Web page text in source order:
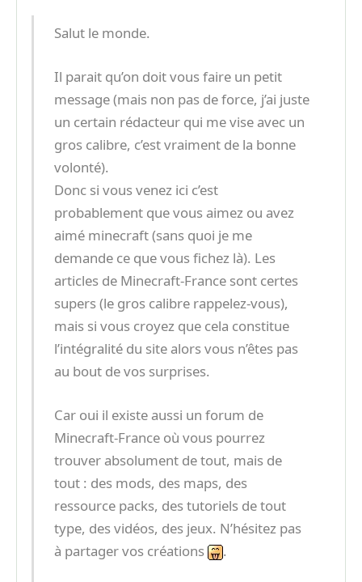
Salut le monde.
Il parait qu’on doit vous faire un petit
message (mais non pas de force, j’ai juste
un certain rédacteur qui me vise avec un
gros calibre, c’est vraiment de la bonne
volonté).
Donc si vous venez ici c’est
probablement que vous aimez ou avez
aimé minecraft (sans quoi je me
demande ce que vous fichez là). Les
articles de Minecraft-France sont certes
supers (le gros calibre rappelez-vous),
mais si vous croyez que cela constitue
l’intégralité du site alors vous n’êtes pas
au bout de vos surprises.
Car oui il existe aussi un forum de
Minecraft-France où vous pourrez
trouver absolument de tout, mais de
tout : des mods, des maps, des
ressource packs, des tutoriels de tout
type, des vidéos, des jeux. N’hésitez pas
à partager vos créations
.